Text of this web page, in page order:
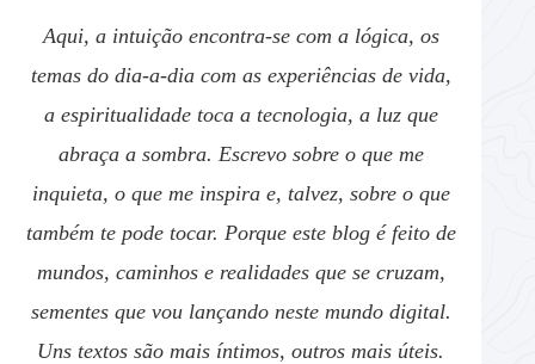
Aqui, a intuição encontra-se com a lógica, os
temas do dia-a-dia com as experiências de vida,
a espiritualidade toca a tecnologia, a luz que
abraça a sombra. Escrevo sobre o que me
inquieta, o que me inspira e, talvez, sobre o que
também te pode tocar. Porque este blog é feito de
mundos, caminhos e realidades que se cruzam,
sementes que vou lançando neste mundo digital.
Uns textos são mais íntimos, outros mais úteis.